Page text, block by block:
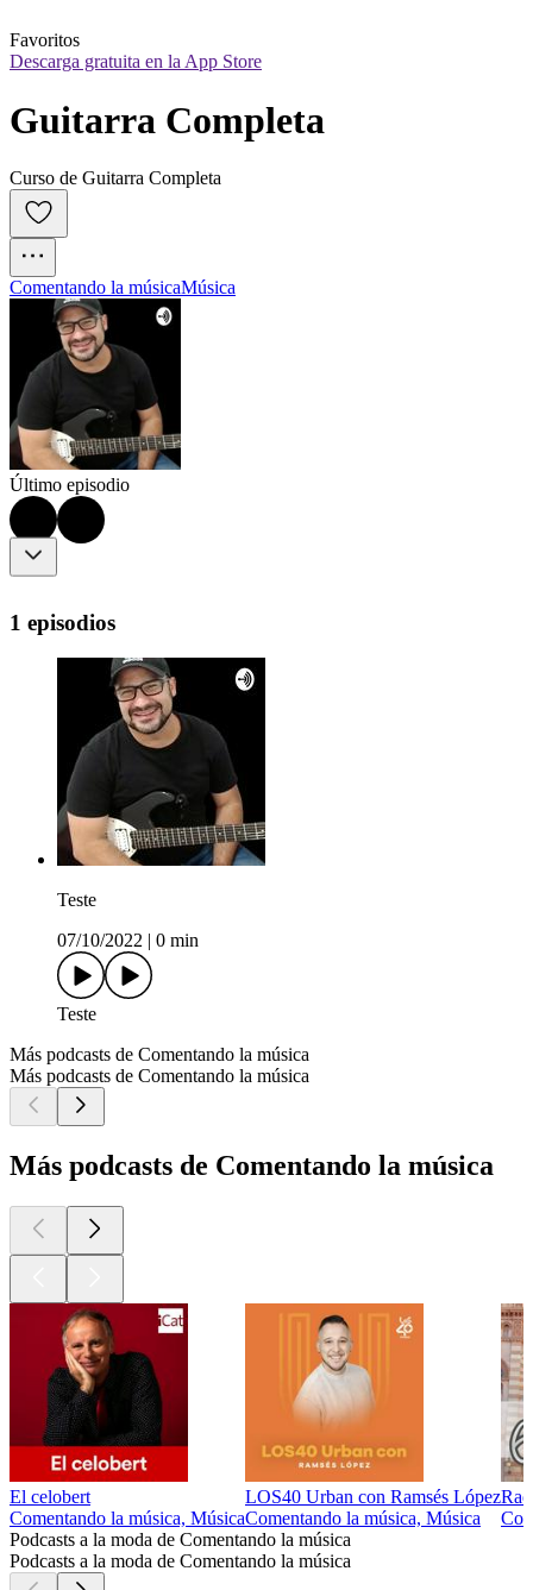
Favoritos
Descarga gratuita en la App Store
Guitarra Completa
Curso de Guitarra Completa
Comentando la músicaMúsica
Último episodio
1 episodios
Teste
07/10/2022
0 min
Teste
Más podcasts de Comentando la música
Más podcasts de Comentando la música
Más podcasts de Comentando la música
El celobert
Comentando la música, Música
LOS40 Urban con Ramsés López
Comentando la música, Música
Podcasts a la moda de Comentando la música
Podcasts a la moda de Comentando la música